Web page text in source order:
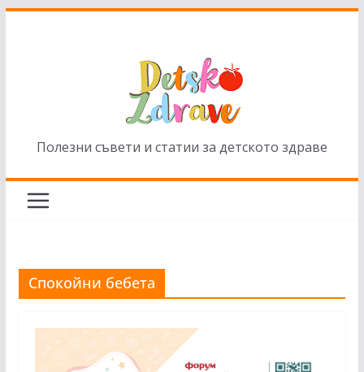
Полезни съвети и статии за детското здраве
Спокойни бебета